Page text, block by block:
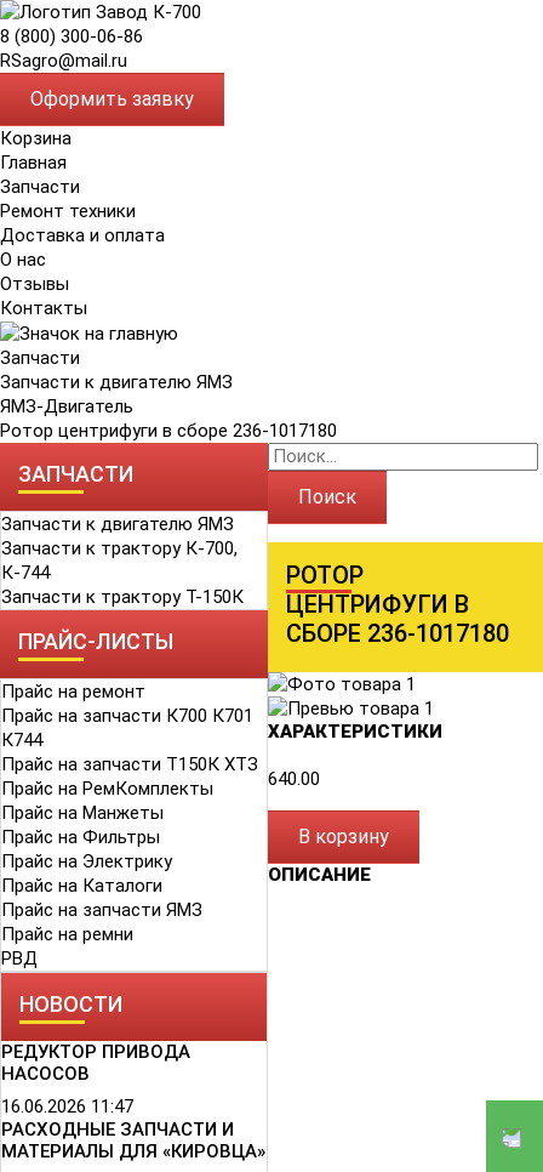
8 (800) 300-06-86
RSagro@mail.ru
Оформить заявку
Корзина
Главная
Запчасти
Ремонт техники
Доставка и оплата
О нас
Отзывы
Контакты
Запчасти
Запчасти к двигателю ЯМЗ
ЯМЗ-Двигатель
Ротор центрифуги в сборе 236-1017180
ЗАПЧАСТИ
Запчасти к двигателю ЯМЗ
Запчасти к трактору К-700,
К-744
Запчасти к трактору Т-150К
ПРАЙС-ЛИСТЫ
Прайс на ремонт
Прайс на запчасти К700 К701
К744
Прайс на запчасти Т150К ХТЗ
Прайс на РемКомплекты
Прайс на Манжеты
Прайс на Фильтры
Прайс на Электрику
Прайс на Каталоги
Прайс на запчасти ЯМЗ
Прайс на ремни
РВД
НОВОСТИ
РЕДУКТОР ПРИВОДА
НАСОСОВ
16.06.2026 11:47
РАСХОДНЫЕ ЗАПЧАСТИ И
МАТЕРИАЛЫ ДЛЯ «КИРОВЦА»
Поиск
РОТОР
ЦЕНТРИФУГИ В
СБОРЕ 236-1017180
ХАРАКТЕРИСТИКИ
640.00
В корзину
ОПИСАНИЕ